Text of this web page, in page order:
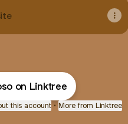
on Linktree
this account • More from Linktree